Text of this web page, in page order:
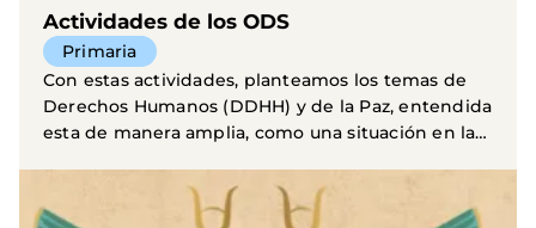
Actividades de los ODS
Primaria
Con estas actividades, planteamos los temas de
Derechos Humanos (DDHH) y de la Paz, entendida
esta de manera amplia, como una situación en la